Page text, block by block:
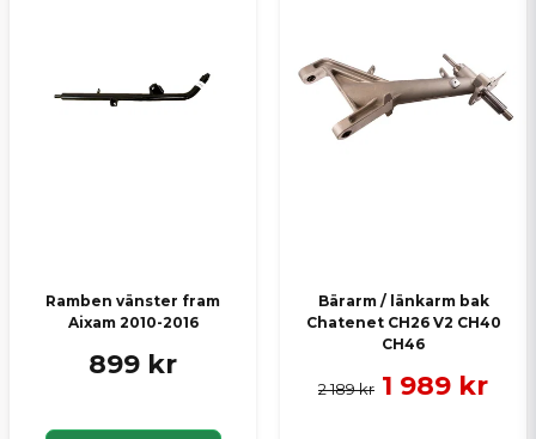
Ramben vänster fram
Aixam 2010-2016
899 kr
Bärarm / länkarm bak
Chatenet CH26 V2 CH40
CH46
2 189 kr 1 989 kr